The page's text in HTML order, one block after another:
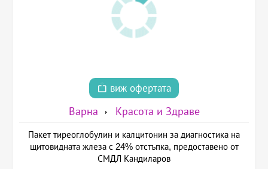
виж офертата
Варна Красота и Здраве
Пакет тиреоглобулин и калцитонин за диагностика на
щитовидната жлеза с 24% отстъпка, предоставено от
СМДЛ Кандиларов